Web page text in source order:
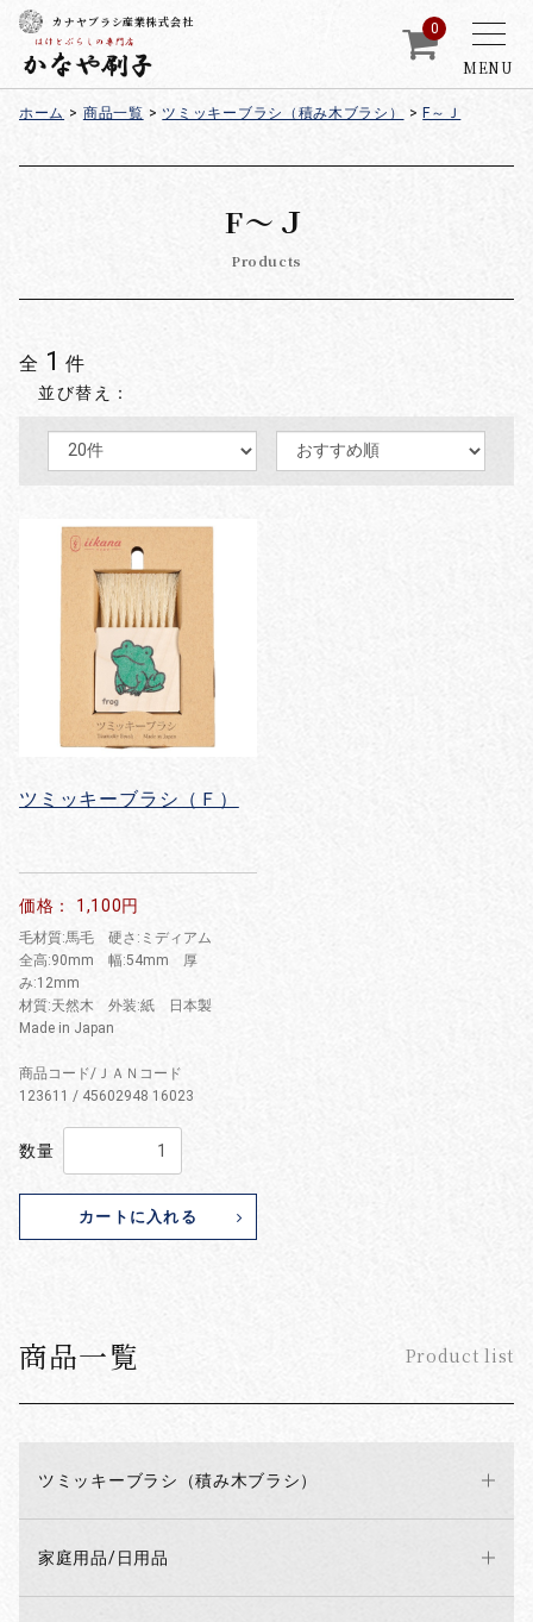
MENU
カナヤブラシ産業株式会社 0
ホーム > 商品一覧 > ツミッキーブラシ（積み木ブラシ） > F～Ｊ
商品一覧 Product list
ツミッキーブラシ（積み木ブラシ）
家庭用品/日用品
F～Ｊ
Products
全 1 件
並び替え：
ツミッキーブラシ（Ｆ）
価格： 1,100円
毛材質:馬毛 硬さ:ミディアム
全高:90mm 幅:54mm 厚
み:12mm
材質:天然木 外装:紙 日本製
Made in Japan
商品コード/ＪＡＮコード
123611 / 45602948 16023
数量
カートに入れる